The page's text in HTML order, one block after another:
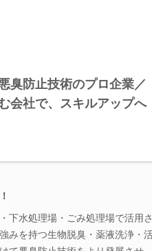
臭防止技術のプロ企業／
会社で、スキルアップへ
下水処理場・ごみ処理場で活用
みを持つ生物脱臭・薬液洗浄・